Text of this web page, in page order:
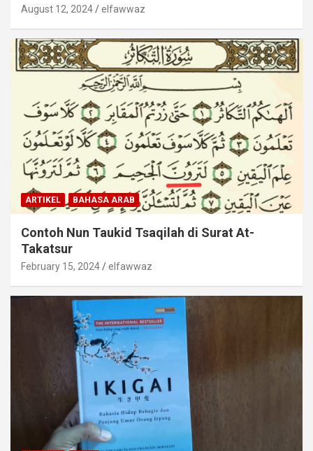
August 12, 2024 elfawwaz
ARTIKEL BAHASA ARAB
Contoh Nun Taukid Tsaqilah di Surat At-
Takatsur
February 15, 2024 elfawwaz